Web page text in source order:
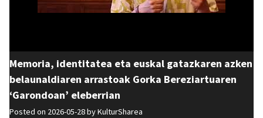
Memoria, identitatea eta euskal gatazkaren azken
belaunaldiaren arrastoak Gorka Bereziartuaren
‘Garondoan’ eleberrian
Posted on 2026-05-28 byKulturSharea